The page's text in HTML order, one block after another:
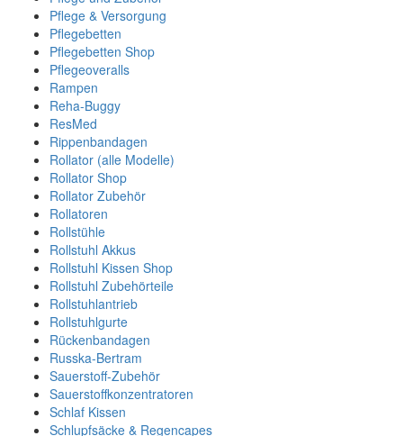
Pflege & Versorgung
Pflegebetten
Pflegebetten Shop
Pflegeoveralls
Rampen
Reha-Buggy
ResMed
Rippenbandagen
Rollator (alle Modelle)
Rollator Shop
Rollator Zubehör
Rollatoren
Rollstühle
Rollstuhl Akkus
Rollstuhl Kissen Shop
Rollstuhl Zubehörteile
Rollstuhlantrieb
Rollstuhlgurte
Rückenbandagen
Russka-Bertram
Sauerstoff-Zubehör
Sauerstoffkonzentratoren
Schlaf Kissen
Schlupfsäcke & Regencapes